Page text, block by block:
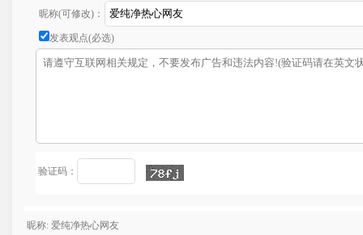
昵称(可修改)：
发表观点(必选)
验证码：
昵称: 爱纯净热心网友